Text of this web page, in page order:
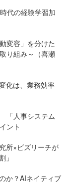
代の経験学習加
変容」を分けた
り組み～（喜瀬
化は、業務効率
「人事システム
ント
所×ビズリーチが
」
か？AIネイティブ